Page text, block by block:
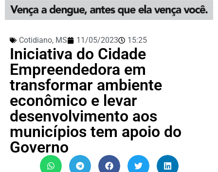
Cotidiano, MS 11/05/2023 15:25
Iniciativa do Cidade
Empreendedora em
transformar ambiente
econômico e levar
desenvolvimento aos
municípios tem apoio do
Governo